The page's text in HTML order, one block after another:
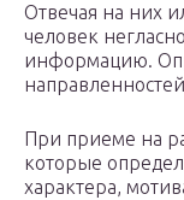
Отвечая на них
человек
информацию.
При приеме на
которые
характера,